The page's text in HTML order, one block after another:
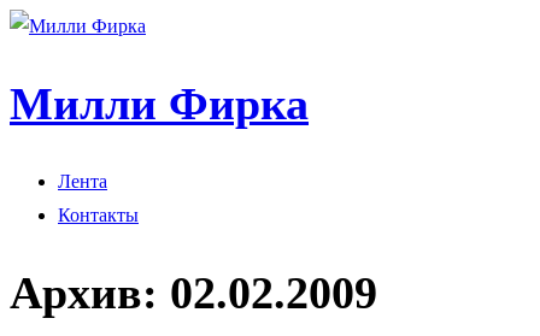
Милли Фирка
Лента
Контакты
Архив: 02.02.2009